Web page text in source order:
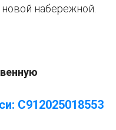
набережной.
С912025018553